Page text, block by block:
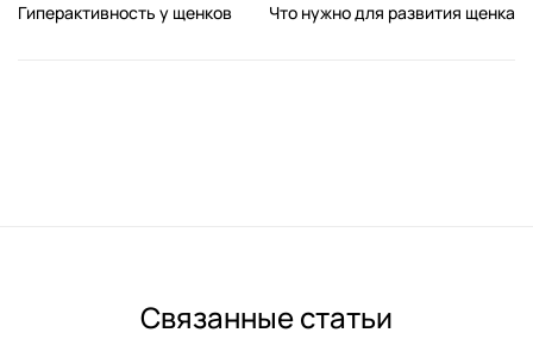
Гиперактивность у щенков Что нужно для развития щенка
Связанные статьи